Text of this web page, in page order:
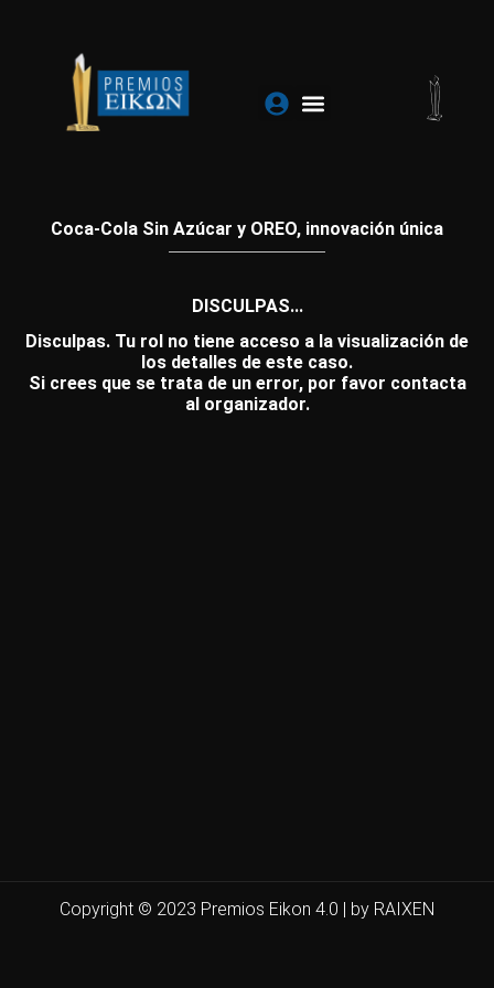
contenido
Coca-Cola Sin Azúcar y OREO, innovación única
DISCULPAS...
Disculpas. Tu rol no tiene acceso a la visualización de
los detalles de este caso.
Si crees que se trata de un error, por favor contacta
al organizador.
Copyright © 2023 Premios Eikon 4.0 | by RAIXEN